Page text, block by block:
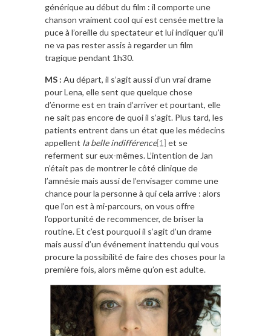
générique au début du film : il comporte une
chanson vraiment cool qui est censée mettre la
puce à l’oreille du spectateur et lui indiquer qu’il
ne va pas rester assis à regarder un film
tragique pendant 1h30.
MS : Au départ, il s’agit aussi d’un vrai drame
pour Lena, elle sent que quelque chose
d’énorme est en train d’arriver et pourtant, elle
ne sait pas encore de quoi il s’agit. Plus tard, les
patients entrent dans un état que les médecins
appellent la belle indifférence[1] et se
referment sur eux-mêmes. L’intention de Jan
n’était pas de montrer le côté clinique de
l’amnésie mais aussi de l’envisager comme une
chance pour la personne à qui cela arrive : alors
que l’on est à mi-parcours, on vous offre
l’opportunité de recommencer, de briser la
routine. Et c’est pourquoi il s’agit d’un drame
mais aussi d’un événement inattendu qui vous
procure la possibilité de faire des choses pour la
première fois, alors même qu’on est adulte.